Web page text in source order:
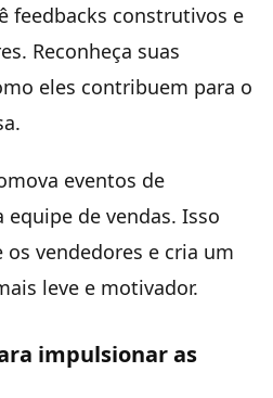
feedbacks construtivos e
Reconheça suas
eles contribuem para o
eventos de
de vendas. Isso
vendedores e cria um
leve e motivador.
impulsionar as